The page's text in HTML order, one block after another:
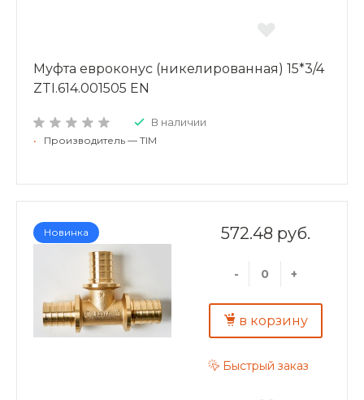
Муфта евроконус (никелированная) 15*3/4
ZTI.614.001505 EN
В наличии
• Производитель — TIM
Новинка 572.48 руб.
- +
в корзину
Быстрый заказ